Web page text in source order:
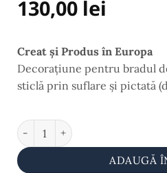
130,00 lei
Creat și Produs în Europa
Decorațiune pentru bradul
sticlă prin suflare și pictată
În stoc
Cantitate Ornament brad,
ADAUGĂ